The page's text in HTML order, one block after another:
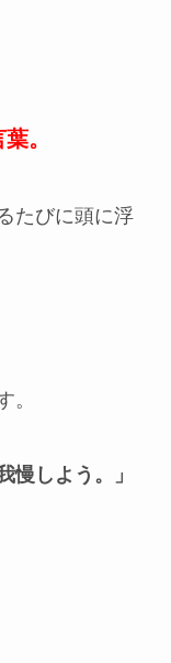
。
たびに頭に浮
。
慢しよう。」